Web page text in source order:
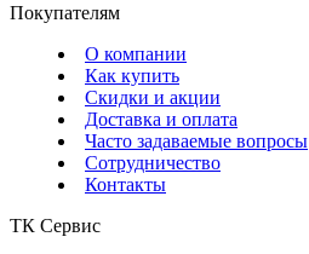
Покупателям
О компании
Как купить
Скидки и акции
Доставка и оплата
Часто задаваемые вопросы
Сотрудничество
Контакты
ТК Сервис